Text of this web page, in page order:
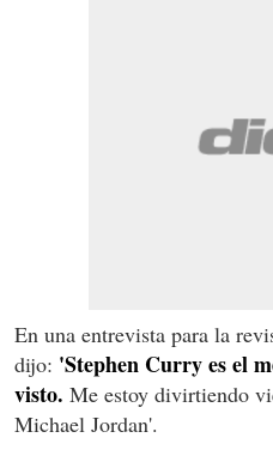
En una entrevista para la
dijo: 'Stephen Curry es el
visto. Me estoy divirtiendo
Michael Jordan'.